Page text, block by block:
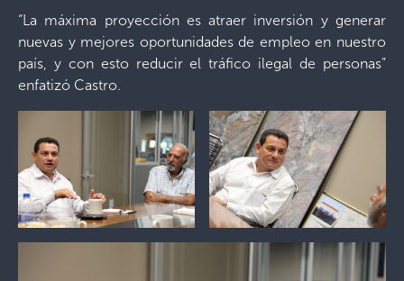
“La máxima proyección es atraer inversión y generar
nuevas y mejores oportunidades de empleo en nuestro
país, y con esto reducir el tráfico ilegal de personas”
enfatizó Castro.